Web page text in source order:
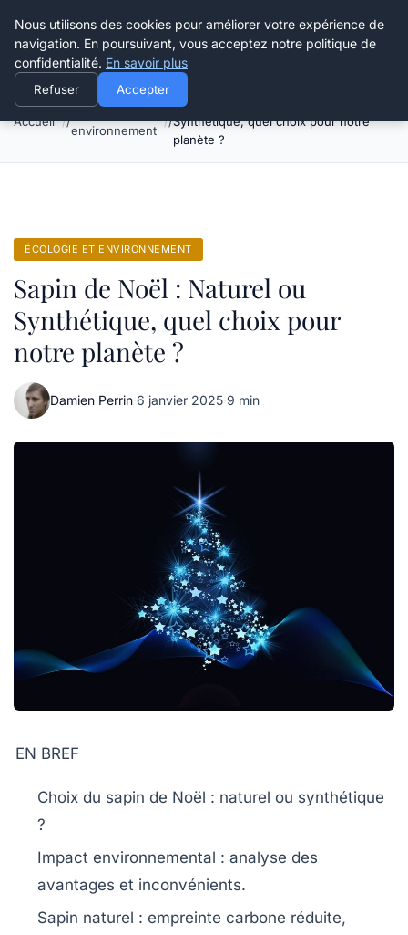
Happy Calyx Farmer
Accueil
environnement
Sapin de Noël : Naturel ou
Synthétique, quel choix pour notre
planète ?
ÉCOLOGIE ET ENVIRONNEMENT
Sapin de Noël : Naturel ou
Synthétique, quel choix pour
notre planète ?
Damien Perrin·6 janvier 2025·9 min
EN BREF
Choix du sapin de Noël : naturel ou synthétique
?
Impact environnemental : analyse des
avantages et inconvénients.
Sapin naturel : empreinte carbone réduite,
Nous utilisons des cookies pour améliorer votre expérience de
navigation. En poursuivant, vous acceptez notre politique de
confidentialité. En savoir plus
Refuser Accepter